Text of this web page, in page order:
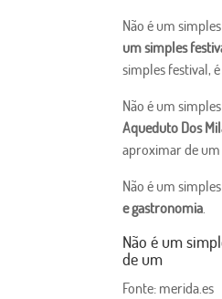
Não é um
um simples
simples festival,
Não é um
Aqueduto Dos
aproximar de um
Não é um
e gastronomia.
Não é um
de um
Fonte: merida.es